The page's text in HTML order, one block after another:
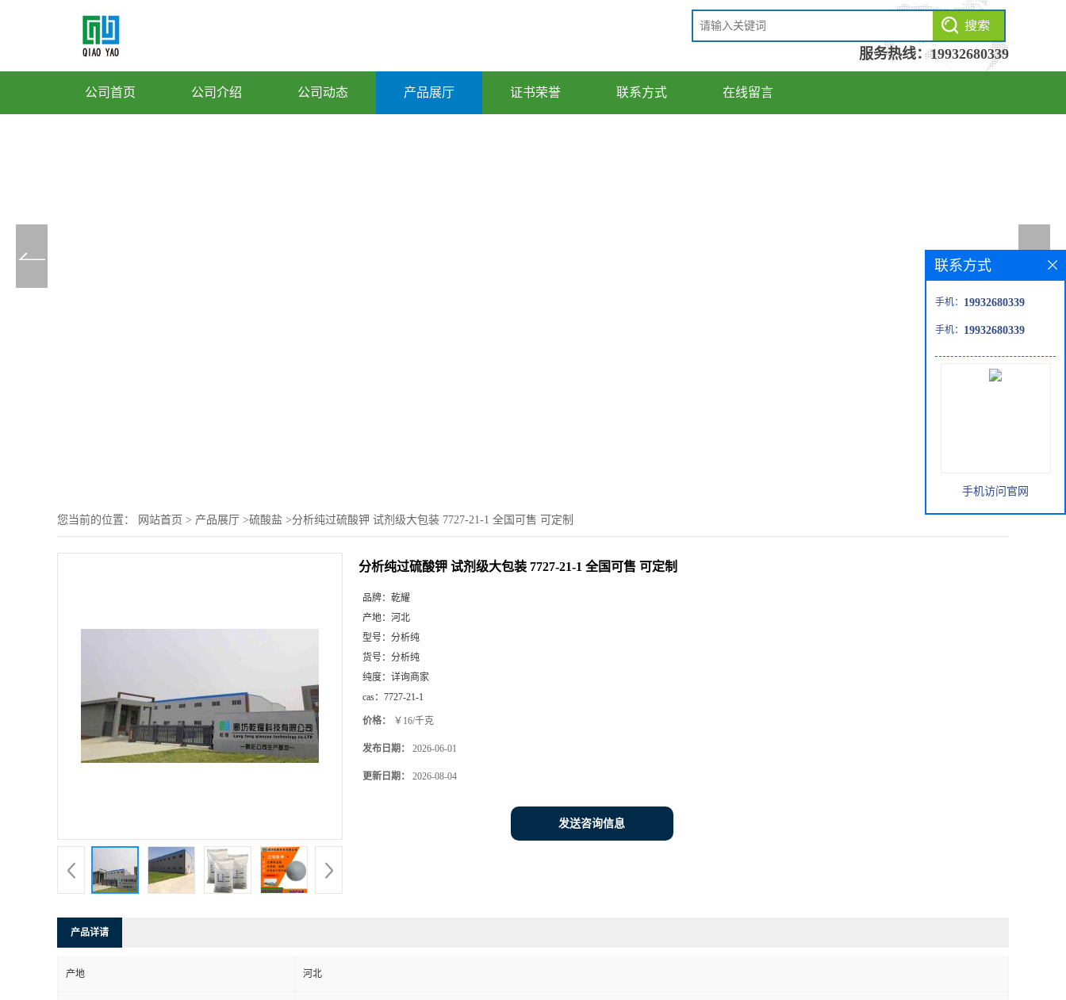
服务热线：19932680339
公司首页 公司介绍 公司动态 产品展厅 证书荣誉 联系方式 在线留言
您当前的位置： 网站首页 > 产品展厅 >硫酸盐 >分析纯过硫酸钾 试剂级大包装 7727-21-1 全国可售 可定制
分析纯过硫酸钾 试剂级大包装 7727-21-1 全国可售 可定制
品牌： 乾耀
产地： 河北
型号： 分析纯
货号： 分析纯
纯度： 详询商家
cas： 7727-21-1
价格： ￥16/千克
发布日期： 2026-06-01
更新日期： 2026-08-04
发送咨询信息
产品详请
产地 河北
联系方式
手机： 19932680339
手机： 19932680339
手机访问官网